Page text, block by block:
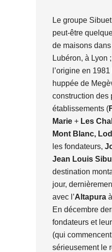
Le groupe
peut-être
de maisons
Lubéron, à Lyon ;
l’origine en
huppée de
construction des
établissements (
Marie + Les
Mont Blanc,
les fondateurs,
Jean Louis
destination
jour,
avec l’Altapura
En décembre
fondateurs et
(qui
sérieusement le